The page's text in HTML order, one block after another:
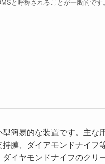
簡易的な装置です。主な
膜、ダイアモンドナイフ
イヤモンドナイフのクリ